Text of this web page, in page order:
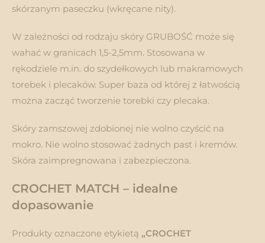
skórzanym paseczku (wkręcane nity).
W zależności od rodzaju skóry GRUBOŚĆ może się
wahać w granicach 1,5-2,5mm. Stosowana w
rękodziele m.in. do szydełkowych lub makramowych
torebek i plecaków. Super baza od której z łatwością
można zacząć tworzenie torebki czy plecaka.
Skóry zamszowej zdobionej nie wolno czyścić na
mokro. Nie wolno stosować żadnych past i kremów.
Skóra zaimpregnowana i zabezpieczona.
CROCHET MATCH – idealne
dopasowanie
Produkty oznaczone etykietą „CROCHET